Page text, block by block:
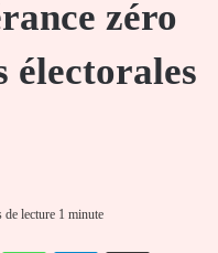
zéro
électorales
de lecture 1 minute